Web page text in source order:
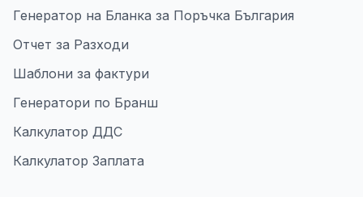
Генератор на Бланка за Поръчка България
Отчет за Разходи
Шаблони за фактури
Генератори по Бранш
Калкулатор ДДС
Калкулатор Заплата